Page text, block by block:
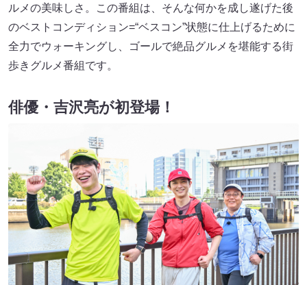
ルメの美味しさ。この番組は、そんな何かを成し遂げた後
のベストコンディション=“ベスコン”状態に仕上げるために
全力でウォーキングし、ゴールで絶品グルメを堪能する街
歩きグルメ番組です。
俳優・吉沢亮が初登場！